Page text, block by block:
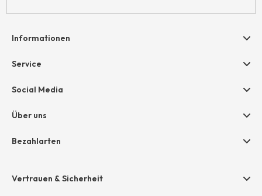
Informationen
Hilfe & Kontakt
Retoure
AGB
Datenschutz
Grounding Page
Service
Geschenkgutscheine
Größentabelle
Social Media
Über uns
Unternehmen
Bezahlarten
Amazon Pay
Vertrauen & Sicherheit